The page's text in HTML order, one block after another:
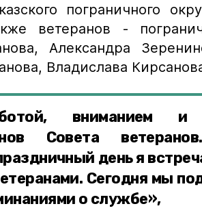
пограничного
ветеранов -
Александра
Владислава
вниманием и
Совета
день я
Сегодня мы
о службе»,